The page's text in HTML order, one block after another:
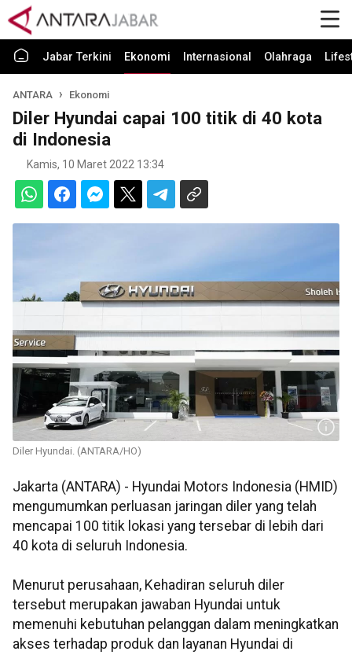
Jabar Terkini Ekonomi Internasional Olahraga
ANTARA Ekonomi
Diler Hyundai capai 100 titik di 40 kota
di Indonesia
Kamis, 10 Maret 2022 13:34
Diler Hyundai. (ANTARA/HO)
Jakarta (ANTARA) - Hyundai Motors Indonesia (HMID)
mengumumkan perluasan jaringan diler yang telah
mencapai 100 titik lokasi yang tersebar di lebih dari
40 kota di seluruh Indonesia.
Menurut perusahaan, Kehadiran seluruh diler
tersebut merupakan jawaban Hyundai untuk
memenuhi kebutuhan pelanggan dalam meningkatkan
akses terhadap produk dan layanan Hyundai di